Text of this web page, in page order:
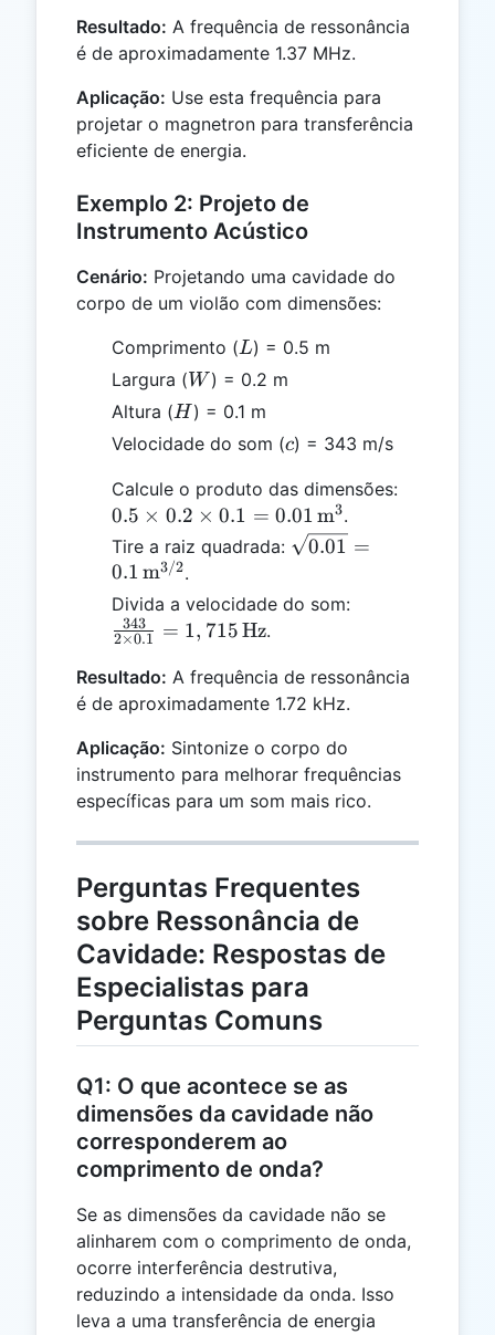
\, \text{Hz}
Resultado: A frequência de ressonância
é de aproximadamente 1.37 MHz.
Aplicação: Use esta frequência para
projetar o magnetron para transferência
eficiente de energia.
Exemplo 2: Projeto de
Instrumento Acústico
Cenário: Projetando uma cavidade do
corpo de um violão com dimensões:
Comprimento (L
L) = 0.5 m
Largura (W
W ) = 0.2 m
Altura (H
H ) = 0.1 m
Velocidade do som (c
c) = 343 m/s
Calcule o produto das dimensões:
0.5 × 0.2 × 0.1 = 0.01 m3.
Tire a raiz quadrada: \sqrt{0.01} =
\text{m}^{3/2}
0.01 =
0.1 m3/2.
Divida a velocidade do som:
1,715 \,
2×0.1
343 = 1, 715Hz.
Resultado: A frequência de ressonância
é de aproximadamente 1.72 kHz.
Aplicação: Sintonize o corpo do
instrumento para melhorar frequências
específicas para um som mais rico.
Perguntas Frequentes
sobre Ressonância de
Cavidade: Respostas de
Especialistas para
Perguntas Comuns
Q1: O que acontece se as
dimensões da cavidade não
corresponderem ao
comprimento de onda?
Se as dimensões da cavidade não se
alinharem com o comprimento de onda,
ocorre interferência destrutiva,
reduzindo a intensidade da onda. Isso
leva a uma transferência de energia